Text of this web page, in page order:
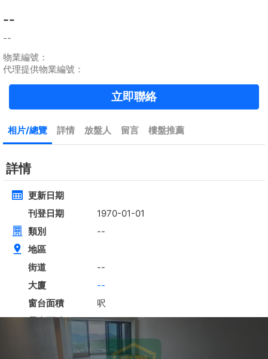
置頂
九龍廣場
長沙灣 青山道485號
建築 3631呎
實用 2542呎